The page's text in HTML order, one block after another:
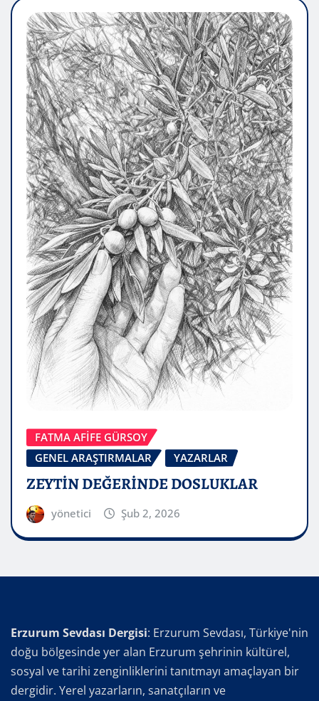
FATMA AFİFE GÜRSOY
GENEL ARAŞTIRMALAR
YAZARLAR
ZEYTİN DEĞERİNDE DOSLUKLAR
yönetici Şub 2, 2026
Erzurum Sevdası Dergisi: Erzurum Sevdası, Türkiye'nin
doğu bölgesinde yer alan Erzurum şehrinin kültürel,
sosyal ve tarihi zenginliklerini tanıtmayı amaçlayan bir
dergidir. Yerel yazarların, sanatçıların ve